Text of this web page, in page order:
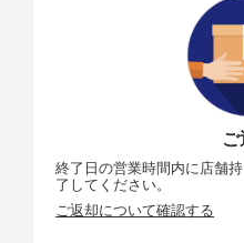
終了日の営業時間内に店舗
了してください。
ご返却について確認する